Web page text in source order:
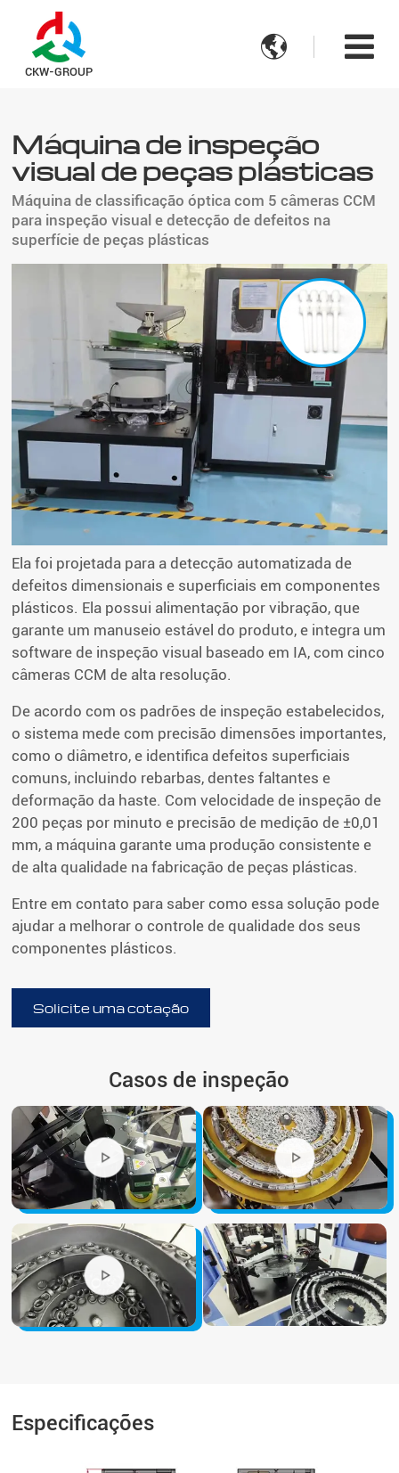
CKW-GROUP

Máquina de inspeção
visual de peças plásticas
Máquina de classificação óptica com 5 câmeras CCM
para inspeção visual e detecção de defeitos na
superfície de peças plásticas
Ela foi projetada para a detecção automatizada de
defeitos dimensionais e superficiais em componentes
plásticos. Ela possui alimentação por vibração, que
garante um manuseio estável do produto, e integra um
software de inspeção visual baseado em IA, com cinco
câmeras CCM de alta resolução.
De acordo com os padrões de inspeção estabelecidos,
o sistema mede com precisão dimensões importantes,
como o diâmetro, e identifica defeitos superficiais
comuns, incluindo rebarbas, dentes faltantes e
deformação da haste. Com velocidade de inspeção de
200 peças por minuto e precisão de medição de ±0,01
mm, a máquina garante uma produção consistente e
de alta qualidade na fabricação de peças plásticas.
Entre em contato para saber como essa solução pode
ajudar a melhorar o controle de qualidade dos seus
componentes plásticos.
Solicite uma cotação
Casos de inspeção
Especificações